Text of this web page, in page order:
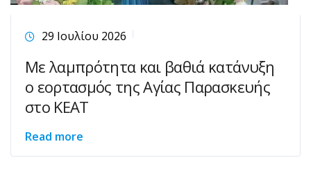
29 Ιουλίου 2026
Με λαμπρότητα και βαθιά κατάνυξη
ο εορτασμός της Αγίας Παρασκευής
στο ΚΕΑΤ
Read more